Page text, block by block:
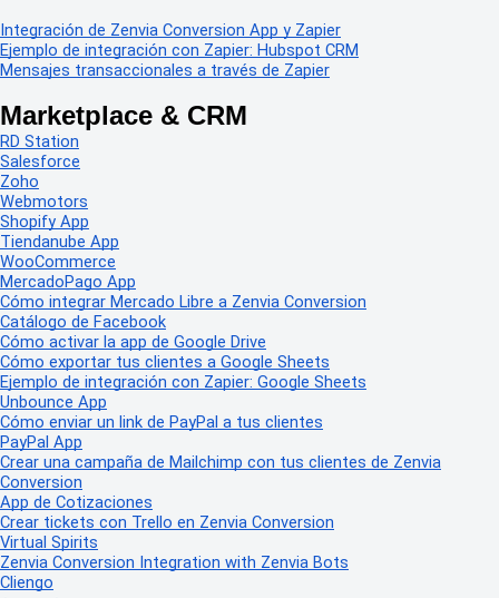
Integración de Zenvia Conversion App y Zapier
Ejemplo de integración con Zapier: Hubspot CRM
Mensajes transaccionales a través de Zapier
Marketplace & CRM
RD Station
Salesforce
Zoho
Webmotors
Shopify App
Tiendanube App
WooCommerce
MercadoPago App
Cómo integrar Mercado Libre a Zenvia Conversion
Catálogo de Facebook
Cómo activar la app de Google Drive
Cómo exportar tus clientes a Google Sheets
Ejemplo de integración con Zapier: Google Sheets
Unbounce App
Cómo enviar un link de PayPal a tus clientes
PayPal App
Crear una campaña de Mailchimp con tus clientes de Zenvia
Conversion
App de Cotizaciones
Crear tickets con Trello en Zenvia Conversion
Virtual Spirits
Zenvia Conversion Integration with Zenvia Bots
Cliengo